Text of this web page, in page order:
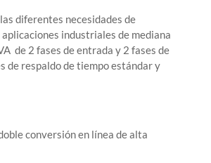
diferentes necesidades de
industriales de mediana
de 2 fases de entrada y 2 fases de
de respaldo de tiempo estándar y
conversión en línea de alta